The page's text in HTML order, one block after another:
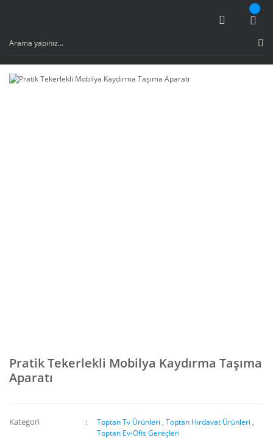
Pratik Tekerlekli Mobilya Kaydırma Taşıma
Aparatı
Kategori Toptan Tv Ürünleri ,Toptan Hırdavat Ürünleri ,
Toptan Ev-Ofis Gereçleri